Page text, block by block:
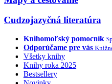
Cudzojazyčná literatúra
Knihomoľský pomocník
Odporúčame pre vás
Všetky knihy
Knihy roka 2025
Bestsellery